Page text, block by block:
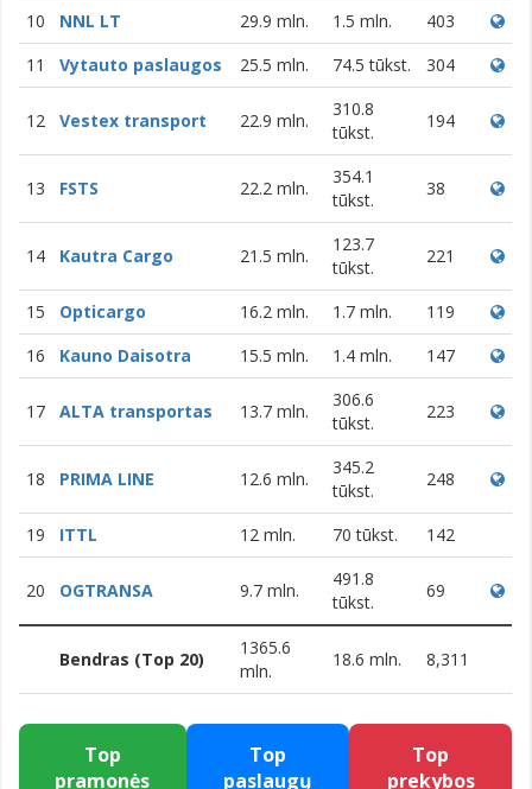
10 NNL LT 29.9 mln. 1.5 mln.
403
11
Vytauto paslaugos 25.5 mln. 74.5 tūkst. 304
12 Vestex transport 22.9 mln.
310.8
tūkst.
194
13 FSTS 22.2 mln.
354.1
tūkst.
38
14 Kautra Cargo 21.5 mln.
123.7
tūkst.
221
15 Opticargo 16.2 mln. 1.7 mln.
119
16
Kauno Daisotra 15.5 mln. 1.4 mln. 147
17 ALTA transportas 13.7 mln.
306.6
tūkst.
223
18 PRIMA LINE 12.6 mln.
345.2
tūkst.
248
19 ITTL 12 mln. 70 tūkst. 142
20 OGTRANSA 9.7 mln.
491.8
tūkst.
69
Bendras (Top 20)
1365.6
mln.
18.6 mln. 8,311
Top
pramonės
Top
paslaugų
Top
prekybos